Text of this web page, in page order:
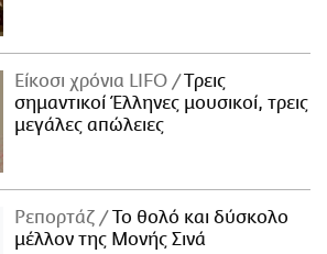
Είκοσι χρόνια LIFO
Tρεις
σημαντικοί Έλληνες μουσικοί, τρεις
μεγάλες απώλειες
Ρεπορτάζ
Το θολό και δύσκολο
μέλλον της Μονής Σινά